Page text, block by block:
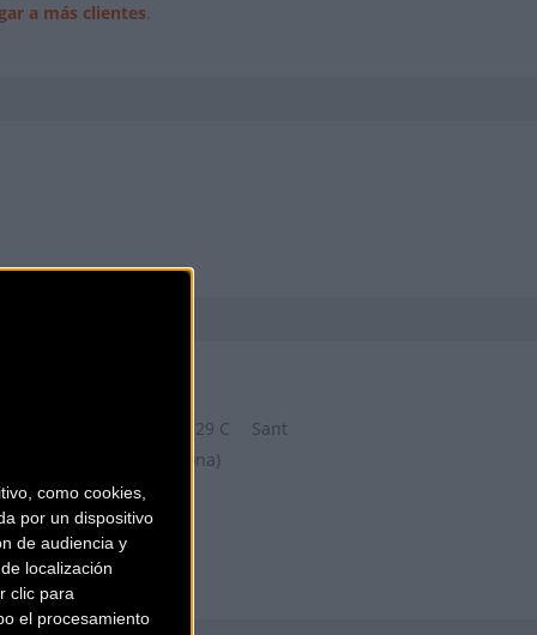
como cookies,
por un dispositivo
de audiencia y
localización
clic para
el procesamiento
a más clientes.
Carrer de la Riera Roja, 29 C
Sant
Boi de Llobregat (Barcelona)